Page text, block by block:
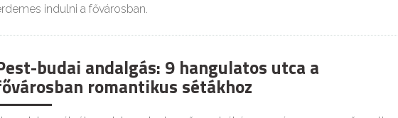
indulni a fővárosban.
budai andalgás: 9 hangulatos utca a
romantikus sétákhoz